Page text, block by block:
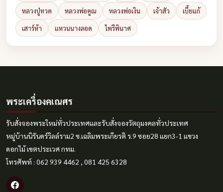
หลวงปู่ทวด หลวงพ่อคูณ หลวงพ่อเงิน เจ้าสัว เบี้ยแก้
เสาร์ห้า แหวนนางลอด ไพรีพินาศ
พระเครื่องคเณศร
รับสั่งจองพระใหม่ทั่วประเทศและรับสั่งจองวัตถุมงคลทั่วประเทศ
หมู่บ้านนิรันดร์วิลล์ราม2 ซ.เฉลิมพระเกียรติ ร.9 ซอย28 แยก3-1 แขวง
ดอกไม้ เขตประเวศ กทม.
โทรศัพท์ : 062 939 4462 , 081 425 6328